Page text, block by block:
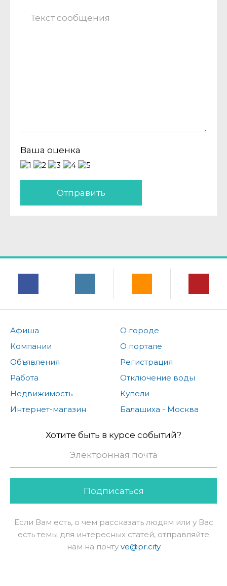
Ваша оценка
Отправить
Афиша
Компании
Объявления
Работа
Недвижимость
Интернет-магазин
О городе
О портале
Регистрация
Отключение воды
Купели
Балашиха - Москва
Хотите быть в курсе событий?
Подписаться
Если Вам есть, о чем рассказать людям или у Вас
есть темы для интересных статей, отправляйте
нам на почту ve@pr.city